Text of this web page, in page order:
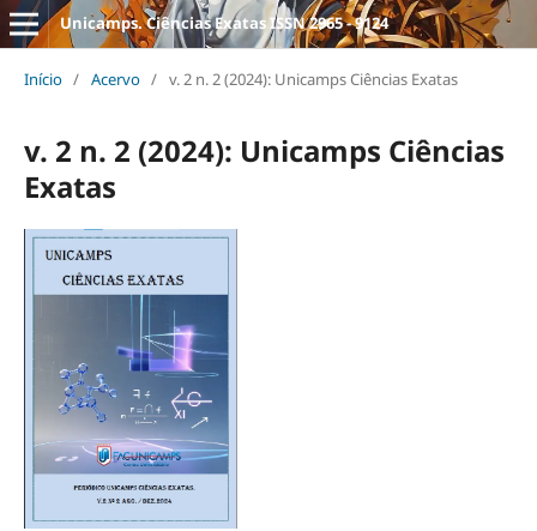
Unicamps. Ciências Exatas ISSN 2965 - 9124
Início / Acervo / v. 2 n. 2 (2024): Unicamps Ciências Exatas
v. 2 n. 2 (2024): Unicamps Ciências
Exatas